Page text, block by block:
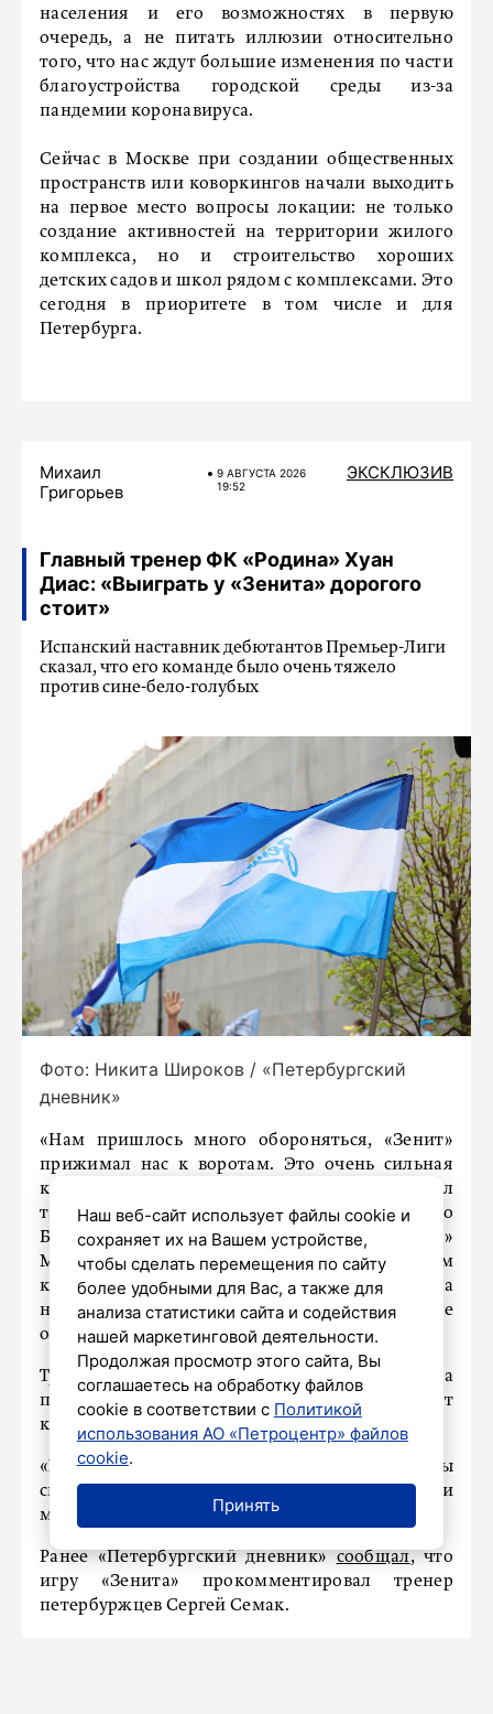
населения и его возможностях в первую
очередь, а не питать иллюзии относительно
того, что нас ждут большие изменения по части
благоустройства городской среды из-за
пандемии коронавируса.
Сейчас в Москве при создании общественных
пространств или коворкингов начали выходить
на первое место вопросы локации: не только
создание активностей на территории жилого
комплекса, но и строительство хороших
детских садов и школ рядом с комплексами. Это
сегодня в приоритете в том числе и для
Петербурга.
Михаил
Григорьев
9 АВГУСТА 2026
19:52
ЭКСКЛЮЗИВ
Главный тренер ФК «Родина» Хуан
Диас: «Выиграть у «Зенита» дорогого
стоит»
Испанский наставник дебютантов Премьер-Лиги
сказал, что его команде было очень тяжело
против сине-бело-голубых
Фото: Никита Широков / «Петербургский
дневник»
«Нам пришлось много обороняться, «Зенит»
прижимал нас к воротам. Это очень сильная
команда. Но мы были сегодня смелыми. Я видел
такие матчи в Испании на стадионах «Сантьяго
Бернабеу» и «Ноу Камп», когда хозяева «Реал»
Мадрид и «Барселона» проигрывали скромным
командам. Для того, чтобы победить фаворита
надо играть всем сердцем и чтобы вратарь не
ошибался», – заявил Хуан Диас.
Тренер соперников подчеркнул, что эта победа
при всей ее значительности не меняет
кардинально положение его команды.
«Мы новички элитного дивизиона, мы
скромная команда. Нам предстоит еще пройти
много испытаний», – признался Хуан Диас.
Ранее «Петербургский дневник» сообщал, что
игру «Зенита» прокомментировал тренер
петербуржцев Сергей Семак.
Наш веб-сайт использует файлы cookie и
сохраняет их на Вашем устройстве,
чтобы сделать перемещения по сайту
более удобными для Вас, а также для
анализа статистики сайта и содействия
нашей маркетинговой деятельности.
Продолжая просмотр этого сайта, Вы
соглашаетесь на обработку файлов
cookie в соответствии с Политикой
использования АО «Петроцентр» файлов
cookie.
Принять